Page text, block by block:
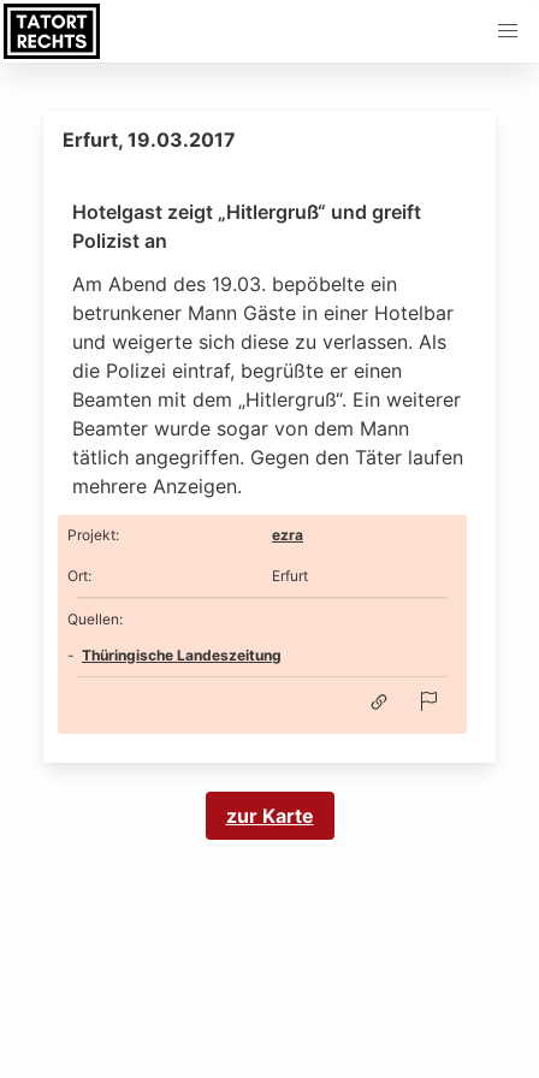
Erfurt, 19.03.2017
Hotelgast zeigt „Hitlergruß“ und greift
Polizist an
Am Abend des 19.03. bepöbelte ein
betrunkener Mann Gäste in einer Hotelbar
und weigerte sich diese zu verlassen. Als
die Polizei eintraf, begrüßte er einen
Beamten mit dem „Hitlergruß“. Ein weiterer
Beamter wurde sogar von dem Mann
tätlich angegriffen. Gegen den Täter laufen
mehrere Anzeigen.
Projekt: ezra
Ort: Erfurt
Quellen:
Thüringische Landeszeitung
zur Karte